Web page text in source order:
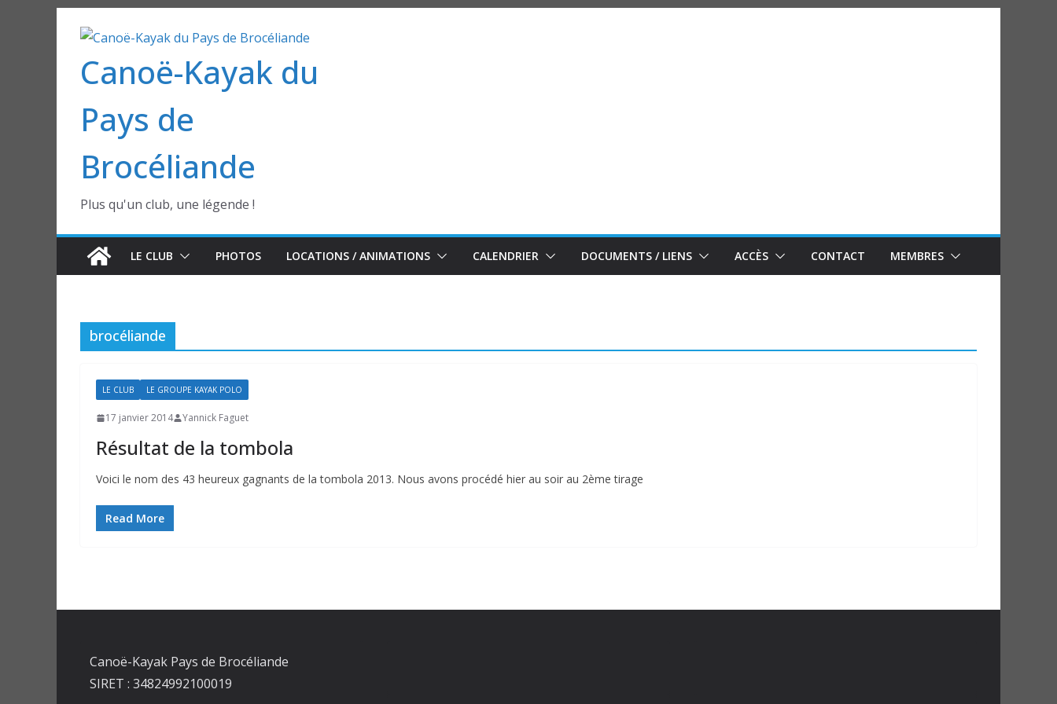
contenuCanoë-Kayak du
Pays de
Brocéliande
Plus qu'un club, une légende !
LE CLUB PHOTOS LOCATIONS / ANIMATIONS CALENDRIER DOCUMENTS / LIENS ACCÈS CONTACT MEMBRES
brocéliande
LE CLUB LE GROUPE KAYAK POLO
17 janvier 2014 Yannick Faguet
Résultat de la tombola
Voici le nom des 43 heureux gagnants de la tombola 2013. Nous avons procédé hier au soir au 2ème tirage
Read More
Canoë-Kayak Pays de Brocéliande
SIRET : 34824992100019